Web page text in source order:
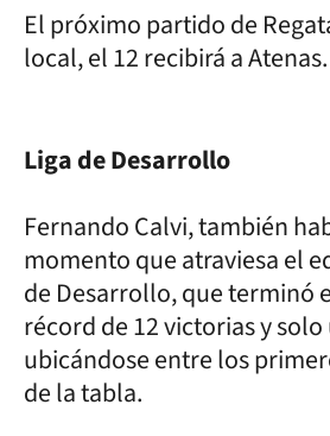
El próximo partido de
local, el 12 recibirá a Atenas.
Liga de Desarrollo
Fernando Calvi, también
momento que atraviesa el
de Desarrollo, que terminó
récord de 12 victorias y
ubicándose entre los
de la tabla.